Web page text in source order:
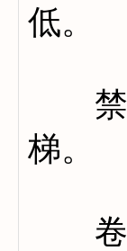
低。
禁门
梯。
卷